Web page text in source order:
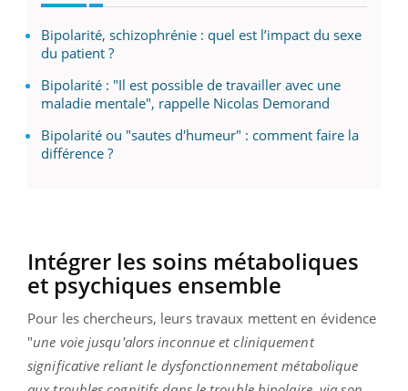
Bipolarité, schizophrénie : quel est l’impact du sexe
du patient ?
Bipolarité : "Il est possible de travailler avec une
maladie mentale", rappelle Nicolas Demorand
Bipolarité ou "sautes d'humeur" : comment faire la
différence ?
Intégrer les soins métaboliques
et psychiques ensemble
Pour les chercheurs, leurs travaux mettent en évidence
"une voie jusqu'alors inconnue et cliniquement
significative reliant le dysfonctionnement métabolique